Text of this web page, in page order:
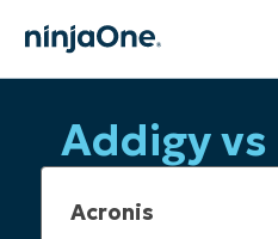
Addigy vs